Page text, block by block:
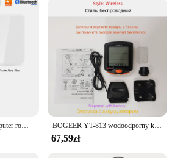
IGPSPORT IGS320 komputer rowerowy GPS globalna mapa offline licznik rowerowy IGS 320 wsparcie elektroniczne zmiany biegów inteligentny trener BOGEER YT-813 wodoodporny komputer rowerowy bezprzewodowy MTB rower rowerowy licznik odległości stoper prędkościomierz zegarek LED cyfrowy wskaźnik
67,59zł